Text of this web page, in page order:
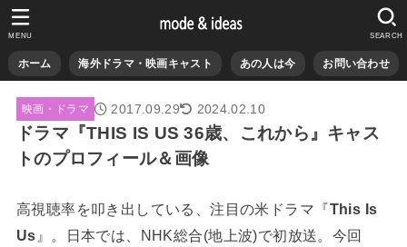
ホーム 海外ドラマ・映画キャスト あの人は今 お問い合わせ
SEARCH
MENU
映画・ドラマ 2017.09.29 2024.02.10
ドラマ『THIS IS US 36歳、これから』キャス
トのプロフィール＆画像
高視聴率を叩き出している、注目の米ドラマ『This Is
Us 』。日本では、NHK総合(地上波)で初放送。今回